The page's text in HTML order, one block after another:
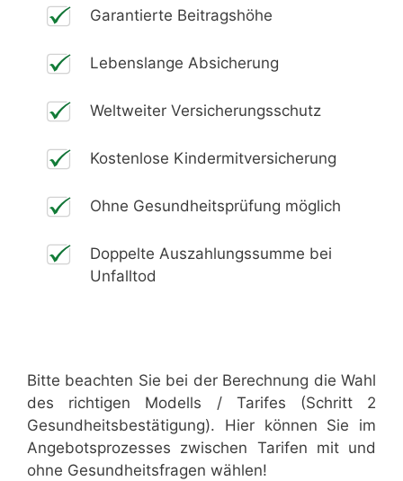
Garantierte Beitragshöhe
Lebenslange Absicherung
Weltweiter Versicherungsschutz
Kostenlose Kindermitversicherung
Ohne Gesundheitsprüfung möglich
Doppelte Auszahlungssumme bei
Unfalltod
Bitte beachten Sie bei der Berechnung die Wahl
des richtigen Modells / Tarifes (Schritt 2
Gesundheitsbestätigung). Hier können Sie im
Angebotsprozesses zwischen Tarifen mit und
ohne Gesundheitsfragen wählen!